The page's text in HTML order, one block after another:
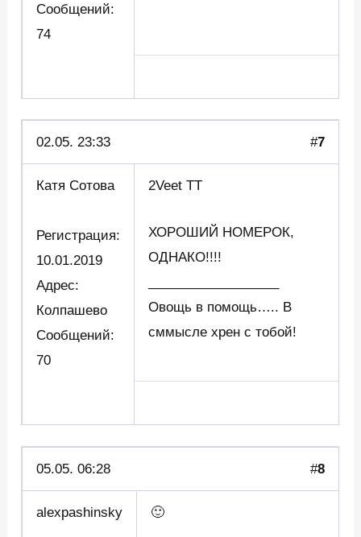
Сообщений:
74
02.05. 23:33 #7
Катя Сотова
Регистрация:
10.01.2019
Адрес:
Колпашево
Сообщений:
70
2Veet TT
ХОРОШИЙ НОМЕРОК,
ОДНАКО!!!!
Овощь в помощь….. В
сммысле хрен с тобой!
05.05. 06:28 #8
alexpashinsky 🙂